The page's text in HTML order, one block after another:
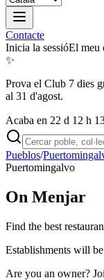
Contacte
Inicia la sessióEl meu
✨
Prova el Club 7 dies
al 31 d'agost.
Acaba en 22 d 12 h
Pueblos/
Puertomingalvo
On Menjar
Find the best
Establishments will
Are you an owner?